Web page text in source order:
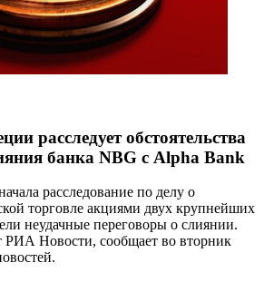
расследует обстоятельства
банка NBG с Alpha Bank
расследование по делу о
торговле акциями двух крупнейших
неудачные переговоры о слиянии.
РИА Новости, сообщает во вторник